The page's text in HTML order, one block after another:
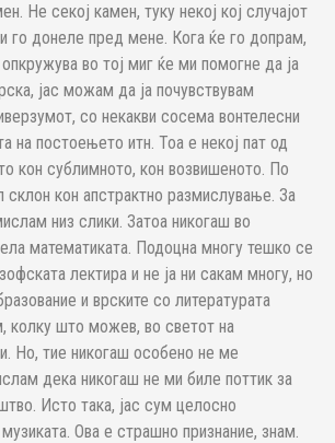
Не секој камен, туку некој кој случајот
го донеле пред мене. Кога ќе го допрам,
во тој миг ќе ми помогне да ја
јас можам да ја почувствувам
со некакви сосема вонтелесни
на постоењето итн. Тоа е некој пат од
кон сублимното, кон возвишеното. По
склон кон апстрактно размислување. За
низ слики. Затоа никогаш во
математиката. Подоцна многу тешко се
лектира и не ја ни сакам многу, но
и врските со литературата
колку што можев, во светот на
Но, тие никогаш особено не ме
дека никогаш не ми биле поттик за
Исто така, јас сум целосно
Ова е страшно признание, знам.